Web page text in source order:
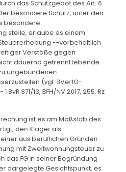
das Schutzgebot des Art. 6
besondere Schutz, unter den
besondere
stelle, erlaube es einem
--vorbehaltlich
Verstöße gegen
dauernd getrennt lebende
ungebundenen
(vgl. BVerfG-
BvR 871/13, BFH/NV 2017, 255, Rz
ist es am Maßstab des
den Kläger als
aus beruflichen Gründen
mit Zweitwohnungsteuer zu
das FG in seiner Begründung
dargelegte Gesichtspunkt, es